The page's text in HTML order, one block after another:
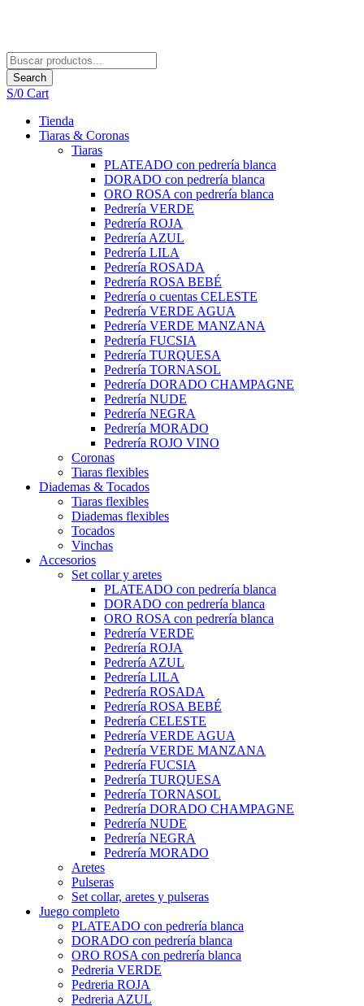
Search
S/0 Cart
Tienda
Tiaras & Coronas
Tiaras
PLATEADO con pedrería blanca
DORADO con pedrería blanca
ORO ROSA con pedrería blanca
Pedrería VERDE
Pedrería ROJA
Pedrería AZUL
Pedrería LILA
Pedrería ROSADA
Pedrería ROSA BEBÉ
Pedrería o cuentas CELESTE
Pedrería VERDE AGUA
Pedrería VERDE MANZANA
Pedrería FUCSIA
Pedrería TURQUESA
Pedrería TORNASOL
Pedrería DORADO CHAMPAGNE
Pedrería NUDE
Pedrería NEGRA
Pedrería MORADO
Pedrería ROJO VINO
Coronas
Tiaras flexibles
Diademas & Tocados
Tiaras flexibles
Diademas flexibles
Tocados
Vinchas
Accesorios
Set collar y aretes
PLATEADO con pedrería blanca
DORADO con pedrería blanca
ORO ROSA con pedrería blanca
Pedrería VERDE
Pedrería ROJA
Pedrería AZUL
Pedrería LILA
Pedrería ROSADA
Pedrería ROSA BEBÉ
Pedrería CELESTE
Pedrería VERDE AGUA
Pedrería VERDE MANZANA
Pedrería FUCSIA
Pedrería TURQUESA
Pedrería TORNASOL
Pedrería DORADO CHAMPAGNE
Pedrería NUDE
Pedrería NEGRA
Pedrería MORADO
Aretes
Pulseras
Set collar, aretes y pulseras
Juego completo
PLATEADO con pedrería blanca
DORADO con pedrería blanca
ORO ROSA con pedrería blanca
Pedreria VERDE
Pedreria ROJA
Pedreria AZUL